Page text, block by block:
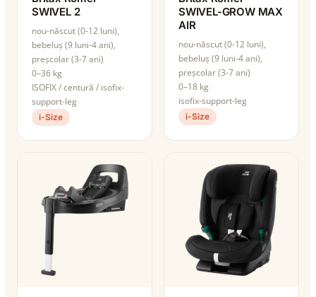
SWIVEL 2
nou-născut (0-12 luni),
bebeluș (9 luni-4 ani),
preșcolar (3-7 ani)
0–36 kg
ISOFIX / centură / isofix-
support-leg
i-Size
SWIVEL-GROW MAX
AIR
nou-născut (0-12 luni),
bebeluș (9 luni-4 ani),
preșcolar (3-7 ani)
0–18 kg
isofix-support-leg
i-Size